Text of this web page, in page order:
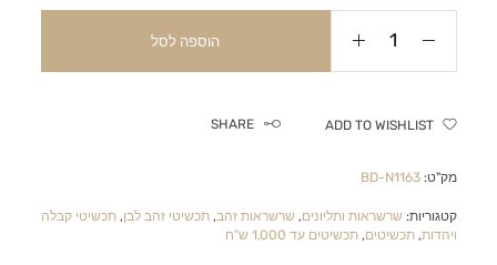
הוספה לסל
ADD TO WISHLIST
SHARE
מק"ט:BD-N1163
קטגוריות: שרשראות ותליונים, שרשראות זהב,תכשיטי זהב לבן,תכשיטי קבלה
ויהדות,תכשיטים,תכשיטים עד 1,000 ש"ח